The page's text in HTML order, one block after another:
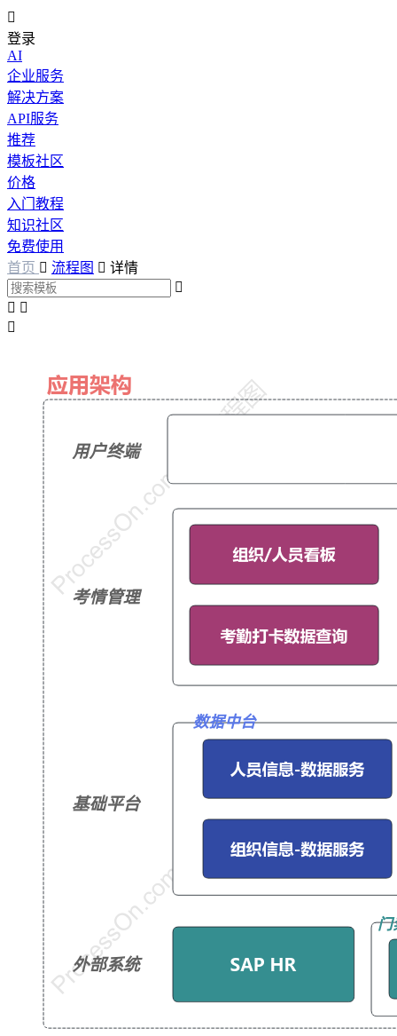

登录
AI
企业服务
解决方案
API服务
推荐
模板社区
价格
入门教程
知识社区
免费使用
首页  流程图  详情

 
